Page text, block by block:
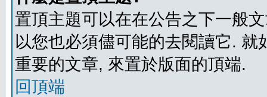
置頂主題可以在在公告之下一般
以您也必須儘可能的去閱讀它.
重要的文章, 來置於版面的頂端.
回頂端